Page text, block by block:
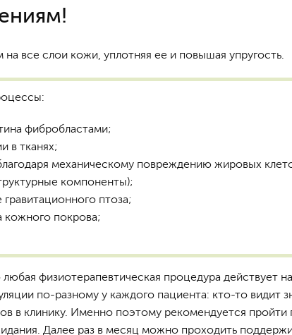
все слои кожи, уплотняя ее и повышая упругость.
фибробластами;
в тканях;
механическому повреждению жировых
компоненты);
птоза;
кожного покрова;
физиотерапевтическая процедура действует
по-разному у каждого пациента: кто-то видит
в клинику. Именно поэтому рекомендуется
Далее раз в месяц можно проходить